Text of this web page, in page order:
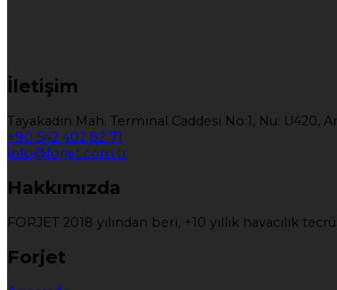
İletişim
Tayakadın Mah. Terminal Caddesi No:1, Nu:
+90 542 402 82 71
info@forjet.com.tr
Hakkımızda
FORJET 2018 yılından beri, +10 yıllık
Forjet